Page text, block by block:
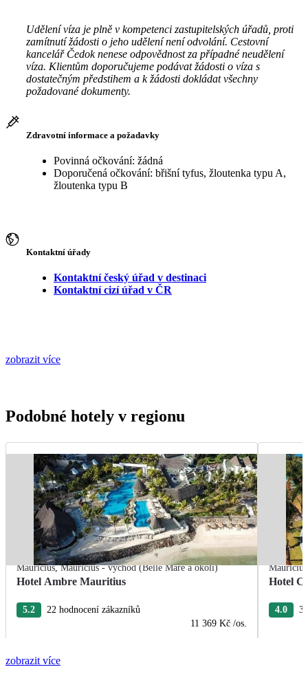
Udělení víza je plně v kompetenci zastupitelských úřadů, proti
zamítnutí žádosti o jeho udělení není odvolání. Cestovní
kancelář Čedok nenese odpovědnost za případné neudělení
víza. Klientům doporučujeme podávat žádosti o víza s
dostatečným předstihem a k žádosti dokládat všechny
požadované dokumenty.
Zdravotní informace a požadavky
Povinná očkování: žádná
Doporučená očkování: břišní tyfus, žloutenka typu A,
žloutenka typu B
Kontaktní úřady
Kontaktní český úřad v destinaci
Kontaktní cizí úřad v ČR
zobrazit více
Podobné hotely v regionu
Mauricius,Mauricius - východ (Belle Mare a okolí)
Hotel Ambre Mauritius
5.2
22 hodnocení zákazníků
11 369 Kč /os.
Mauricius
Hotel
4.0 3
zobrazit více